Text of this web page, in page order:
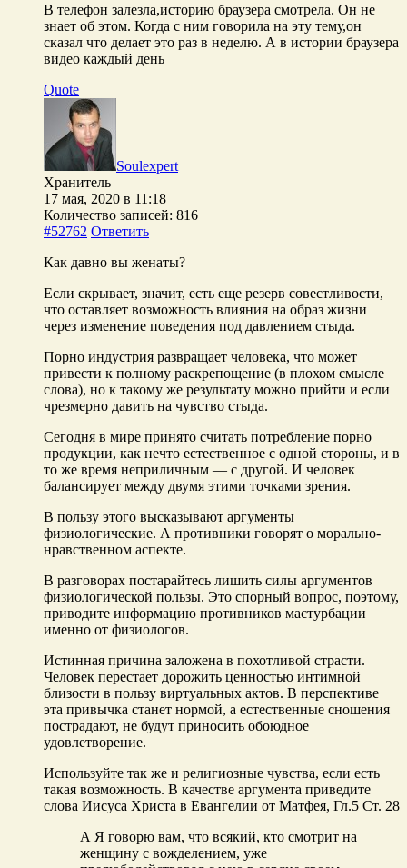
В телефон залезла,историю браузера смотрела. Он не
знает об этом. Когда с ним говорила на эту тему,он
сказал что делает это раз в неделю. А в истории браузера
видео каждый день
Quote
Soulexpert
Хранитель
17 мая, 2020 в 11:18
Количество записей: 816
#52762 Ответить |
Как давно вы женаты?
Если скрывает, значит, есть еще резерв совестливости,
что оставляет возможность влияния на образ жизни
через изменение поведения под давлением стыда.
Порно индустрия развращает человека, что может
привести к полному раскрепощение (в плохом смысле
слова), но к такому же результату можно прийти и если
чрезмерно давить на чувство стыда.
Сегодня в мире принято считать потребление порно
продукции, как нечто естественное с одной стороны, и в
то же время неприличным — с другой. И человек
балансирует между двумя этими точками зрения.
В пользу этого высказывают аргументы
физиологические. А противники говорят о морально-
нравственном аспекте.
В разговорах постарайтесь лишить силы аргументов
физиологической пользы. Это спорный вопрос, поэтому,
приводите информацию противников мастурбации
именно от физиологов.
Истинная причина заложена в похотливой страсти.
Человек перестает дорожить ценностью интимной
близости в пользу виртуальных актов. В перспективе
эта привычка станет нормой, а естественные сношения
пострадают, не будут приносить обоюдное
удовлетворение.
Используйте так же и религиозные чувства, если есть
такая возможность. В качестве аргумента приведите
слова Иисуса Христа в Евангелии от Матфея, Гл.5 Ст. 28
А Я говорю вам, что всякий, кто смотрит на
женщину с вожделением, уже